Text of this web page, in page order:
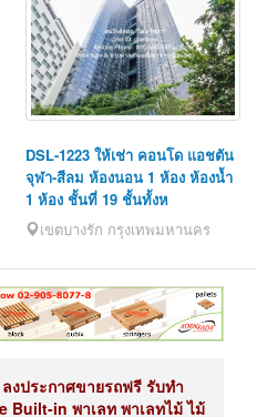
DSL-1223 ให้เช่า คอนโด แอชตัน
จุฬา-สีลม ห้องนอน 1 ห้อง ห้องน้ำ
1 ห้อง ชั้นที่ 19 ชั้นทั้งห
เขตบางรัก กรุงเทพมหานคร
ลงประกาศขายรถฟรี รับทำ
Built-in พาเลท พาเลทไม้ ไม้